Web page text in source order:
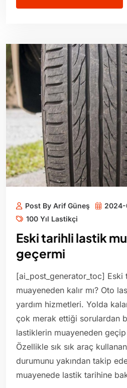
Post By Arif Güneş
100 Yıl Lastikçi
Eski tarihli lastik
geçermi
[ai_post_generator_toc] Eski
muayeneden kalır mı? Oto
yardım hizmetleri. Yolda
çok merak ettiği sorulardan
lastiklerin muayeneden
Özellikle sık sık araç
durumunu yakından takip
muayenede lastik tarihine